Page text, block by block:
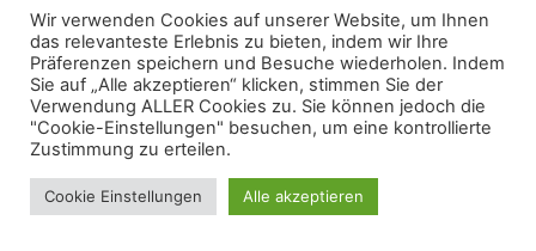
Datenschutzerklärung
Impressum
© 2026 Hammer - Schüler*innenzeitung der Rurtal-
Schule
Wir verwenden Cookies auf unserer Website, um Ihnen
das relevanteste Erlebnis zu bieten, indem wir Ihre
Präferenzen speichern und Besuche wiederholen. Indem
Sie auf „Alle akzeptieren“ klicken, stimmen Sie der
Verwendung ALLER Cookies zu. Sie können jedoch die
"Cookie-Einstellungen" besuchen, um eine kontrollierte
Zustimmung zu erteilen.
Cookie Einstellungen Alle akzeptieren